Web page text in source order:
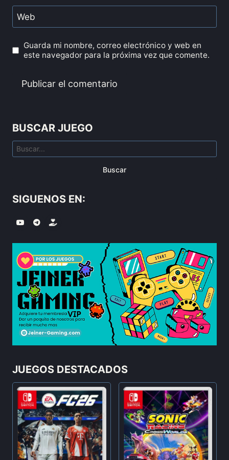
Web
Guarda mi nombre, correo electrónico y web en
este navegador para la próxima vez que comente.
BUSCAR JUEGO
Buscar
SIGUENOS EN:
JUEGOS DESTACADOS